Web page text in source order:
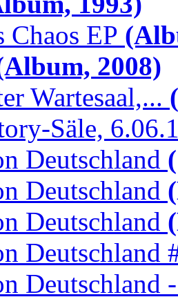
Chaos EP
2008)
Wartesaal,...
Säle,
Deutschland
Deutschland
Deutschland
Deutschland
Deutschland